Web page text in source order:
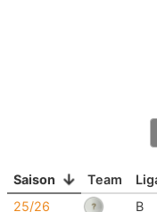
Saison Team
25/26
B